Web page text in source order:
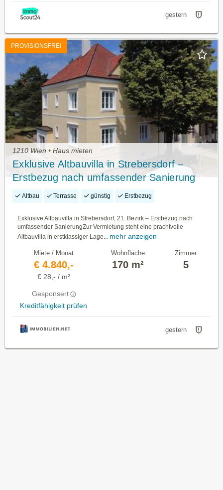
gestern
PROVISIONSFREI
1210 Wien • Haus mieten
Exklusive Altbauvilla in Strebersdorf –
Erstbezug nach umfassender Sanierung
Altbau Terrasse günstig Erstbezug
Exklusive Altbauvilla in Strebersdorf, 21. Bezirk – Erstbezug nach
umfassender SanierungZur Vermietung steht eine prachtvolle
Altbauvilla in erstklassiger Lage... mehr anzeigen
Miete / Monat
€ 4.840,-
€ 28,- / m²
Gesponsert
Kreditfähigkeit prüfen
Wohnfläche
170 m²
Zimmer
5
gestern